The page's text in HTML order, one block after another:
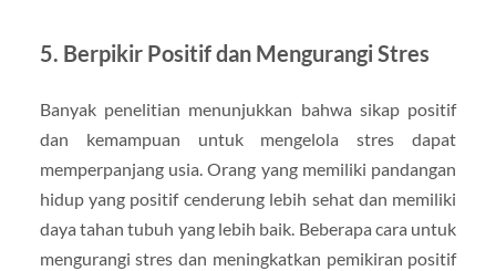
5. Berpikir Positif dan Mengurangi Stres
Banyak penelitian menunjukkan bahwa sikap positif
dan kemampuan untuk mengelola stres dapat
memperpanjang usia. Orang yang memiliki pandangan
hidup yang positif cenderung lebih sehat dan memiliki
daya tahan tubuh yang lebih baik. Beberapa cara untuk
mengurangi stres dan meningkatkan pemikiran positif